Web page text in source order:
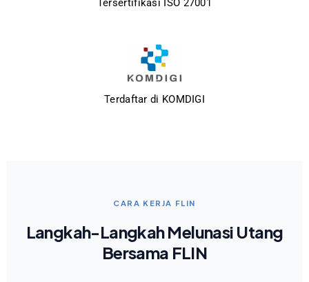
Terdaftar di KOMDIGI
CARA KERJA FLIN
Langkah-Langkah Melunasi Utang
Bersama FLIN